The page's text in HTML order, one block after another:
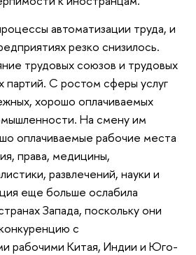
автоматизации труда, и
резко снизилось.
трудовых союзов и трудовых
партий. С ростом сферы услуг
хорошо оплачиваемых
На смену им
оплачиваемые рабочие места
права, медицины,
развлечений, науки и
еще больше ослабила
Запада, поскольку они
с
рабочими Китая, Индии и Юго-